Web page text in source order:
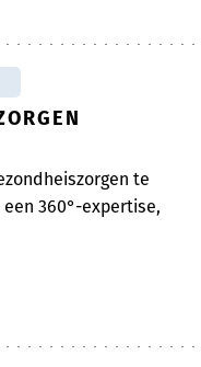
te
360°-expertise,